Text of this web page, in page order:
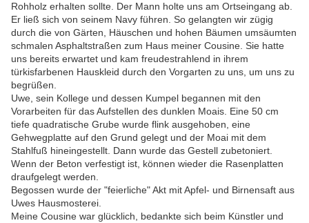
Rohholz erhalten sollte. Der Mann holte uns am Ortseingang ab.
Er ließ sich von seinem Navy führen. So gelangten wir zügig
durch die von Gärten, Häuschen und hohen Bäumen umsäumten
schmalen Asphaltstraßen zum Haus meiner Cousine. Sie hatte
uns bereits erwartet und kam freudestrahlend in ihrem
türkisfarbenen Hauskleid durch den Vorgarten zu uns, um uns zu
begrüßen.
Uwe, sein Kollege und dessen Kumpel begannen mit den
Vorarbeiten für das Aufstellen des dunklen Moais. Eine 50 cm
tiefe quadratische Grube wurde flink ausgehoben, eine
Gehwegplatte auf den Grund gelegt und der Moai mit dem
Stahlfuß hineingestellt. Dann wurde das Gestell zubetoniert.
Wenn der Beton verfestigt ist, können wieder die Rasenplatten
draufgelegt werden.
Begossen wurde der "feierliche" Akt mit Apfel- und Birnensaft aus
Uwes Hausmosterei.
Meine Cousine war glücklich, bedankte sich beim Künstler und